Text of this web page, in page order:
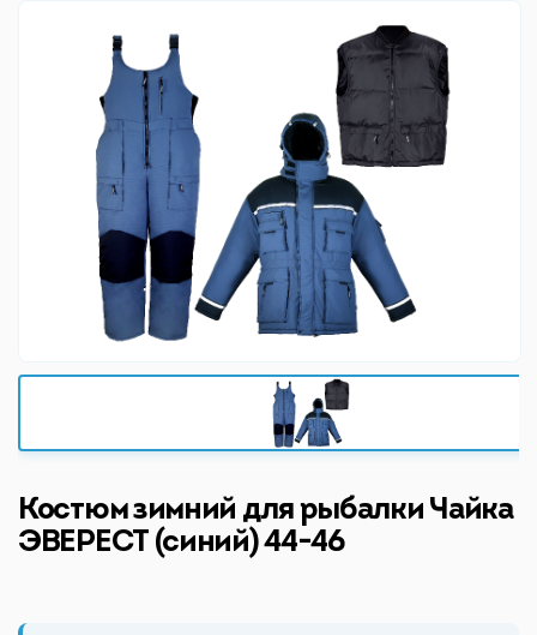
Костюм зимний для рыбалки Чайка
ЭВЕРЕСТ (синий) 44-46